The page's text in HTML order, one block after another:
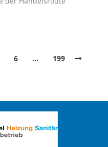
6 … 199